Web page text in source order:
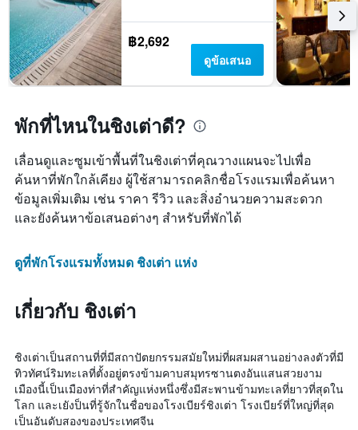
฿2,692
ดูข้อเสนอ
พักที่ไหนในชิงเต่าดี?
เลื่อนดูและซูมเข้าพื้นที่ในชิงเต่าที่คุณวางแผนจะไปเพื่อ
ค้นหาที่พักใกล้เคียง ผู้ใช้สามารถคลิกชื่อโรงแรมเพื่อค้นหา
ข้อมูลเพิ่มเติม เช่น ราคา รีวิว และสิ่งอำนวยความสะดวก
และยังค้นหาข้อเสนอต่างๆ สำหรับที่พักได้
ดูที่พักโรงแรมทั้งหมด ชิงเต่า แห่ง
เกี่ยวกับ ชิงเต่า
ชิงเต่าเป็นสถานที่ที่มีสถาปัตยกรรมสมัยใหม่ที่ผสมผสานอย่างลงตัวที่มี
ทิวทัศน์ริมทะเลที่ตั้งอยู่ตรงข้ามคาบสมุทรซานตงอันแสนสวยงาม
เมืองนี้เป็นเมืองท่าที่สำคัญแห่งหนึ่งซึ่งมีสะพานข้ามทะเลที่ยาวที่สุดใน
โลก และเยังป็นที่รู้จักในชื่อของโรงเบียร์ชิงเต่า โรงเบียร์ที่ใหญ่ที่สุด
เป็นอันดับสองของประเทศจีน